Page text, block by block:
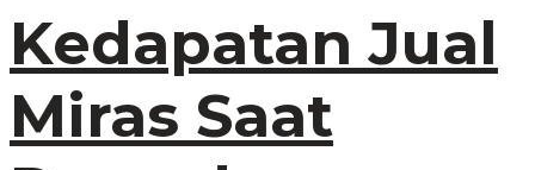
Kedapatan Jual
Miras Saat